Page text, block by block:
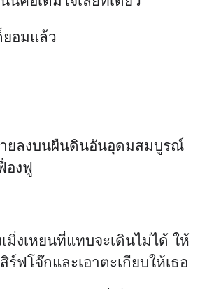
ยลงบนผืนดินอันอุดมสมบูรณ์
องฟู
มิ่งเหยนที่แทบจะเดินไม่ได้ ให้
ร์ฟโจ๊กและเอาตะเกียบให้เธอ